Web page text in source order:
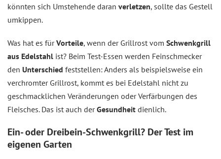
könnten sich Umstehende daran verletzen, sollte das Gestell
umkippen.
Was hat es fürVorteile, wenn der Grillrost vom Schwenkgrill
aus Edelstahl ist? Beim Test-Essen werden Feinschmecker
den Unterschied feststellen: Anders als beispielsweise ein
verchromter Grillrost, kommt es bei Edelstahl nicht zu
geschmacklichen Veränderungen oder Verfärbungen des
Fleisches. Das ist auch derGesundheit dienlich.
Ein- oder Dreibein-Schwenkgrill? Der Test im
eigenen Garten